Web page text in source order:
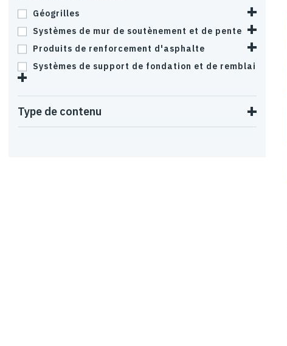
Géogrilles
Systèmes de mur de soutènement et de pente
Produits de renforcement d'asphalte
Systèmes de support de fondation et de remblai
Type de contenu